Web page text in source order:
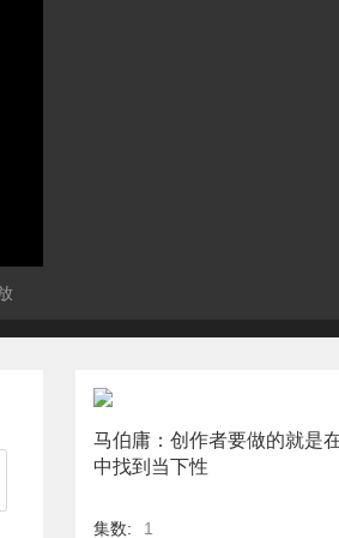
马伯庸：创作者要做的就是
中找到当下性
集数: 1